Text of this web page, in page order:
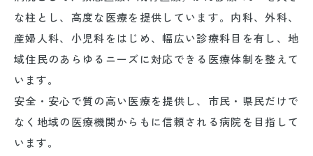
な柱とし、高度な医療を提供しています。内科、外科、
産婦人科、小児科をはじめ、幅広い診療科目を有し、地
域住民のあらゆるニーズに対応できる医療体制を整えて
います。
安全・安心で質の高い医療を提供し、市民・県民だけで
なく地域の医療機関からもに信頼される病院を目指して
います。